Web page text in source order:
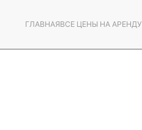
ГЛАВНАЯВСЕ ЦЕНЫ НА АРЕНДУ